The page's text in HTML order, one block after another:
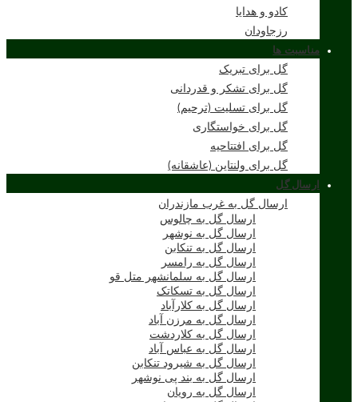
کادو و هدایا
رزجاودان
مناسبت ها
گل برای تبریک
گل برای تشکر و قدردانی
گل برای تسلیت (ترحیم)
گل برای خواستگاری
گل برای افتتاحیه
گل برای ولنتاین (عاشقانه)
ارسال گل
ارسال گل به غرب مازندران
ارسال گل به چالوس
ارسال گل به نوشهر
ارسال گل به تنکابن
ارسال گل به رامسر
ارسال گل به سلمانشهر متل قو
ارسال گل به تسکاتک
ارسال گل به کلارآباد
ارسال گل به مرزن آباد
ارسال گل به کلاردشت
ارسال گل به عباس آباد
ارسال گل به شیرود تنکابن
ارسال گل به بند پی نوشهر
ارسال گل به رویان